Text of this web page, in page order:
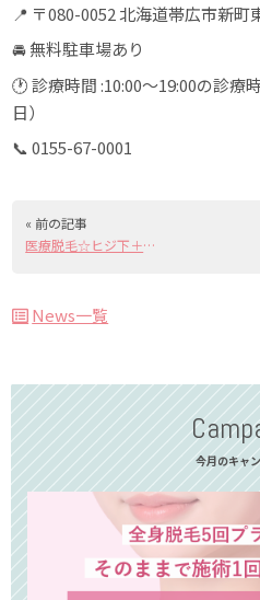
📍 〒080-0052 北海道帯広市新町
🚘 無料駐車場あり
🕐 診療時間 :10:00〜19:00の診療
日）
📞 0155-67-0001
« 前の記事
医療脱毛☆ヒジ下＋ヒザ下＋ワキ＋顔orVIOセット｜1月～3月キャンペーン
News一覧
今月のキャ